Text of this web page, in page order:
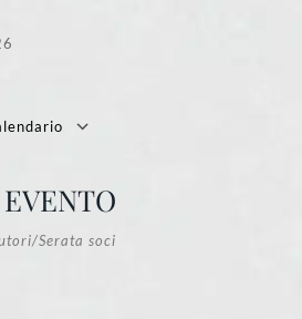
Serata soci